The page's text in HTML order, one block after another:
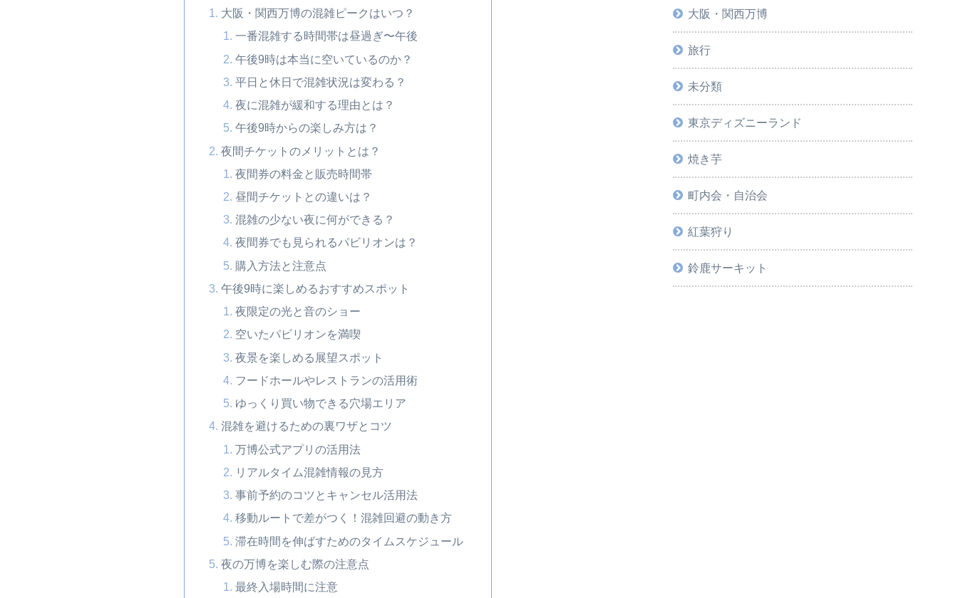
大阪・関西万博の混雑ピークはいつ？
一番混雑する時間帯は昼過ぎ〜午後
午後9時は本当に空いているのか？
平日と休日で混雑状況は変わる？
夜に混雑が緩和する理由とは？
午後9時からの楽しみ方は？
夜間チケットのメリットとは？
夜間券の料金と販売時間帯
昼間チケットとの違いは？
混雑の少ない夜に何ができる？
夜間券でも見られるパビリオンは？
購入方法と注意点
午後9時に楽しめるおすすめスポット
夜限定の光と音のショー
空いたパビリオンを満喫
夜景を楽しめる展望スポット
フードホールやレストランの活用術
ゆっくり買い物できる穴場エリア
混雑を避けるための裏ワザとコツ
万博公式アプリの活用法
リアルタイム混雑情報の見方
事前予約のコツとキャンセル活用法
移動ルートで差がつく！混雑回避の動き方
滞在時間を伸ばすためのタイムスケジュール
夜の万博を楽しむ際の注意点
最終入場時間に注意
大阪・関西万博
旅行
未分類
東京ディズニーランド
焼き芋
町内会・自治会
紅葉狩り
鈴鹿サーキット